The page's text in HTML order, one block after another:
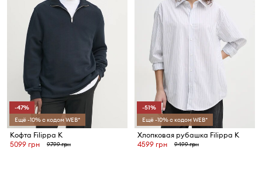
-47%
Ещё -10% с кодом WEB*
Кофта Filippa K
5099 грн
9799 грн
-51%
Ещё -10% с кодом WEB*
Хлопковая рубашка Filippa K
4599 грн
9499 грн